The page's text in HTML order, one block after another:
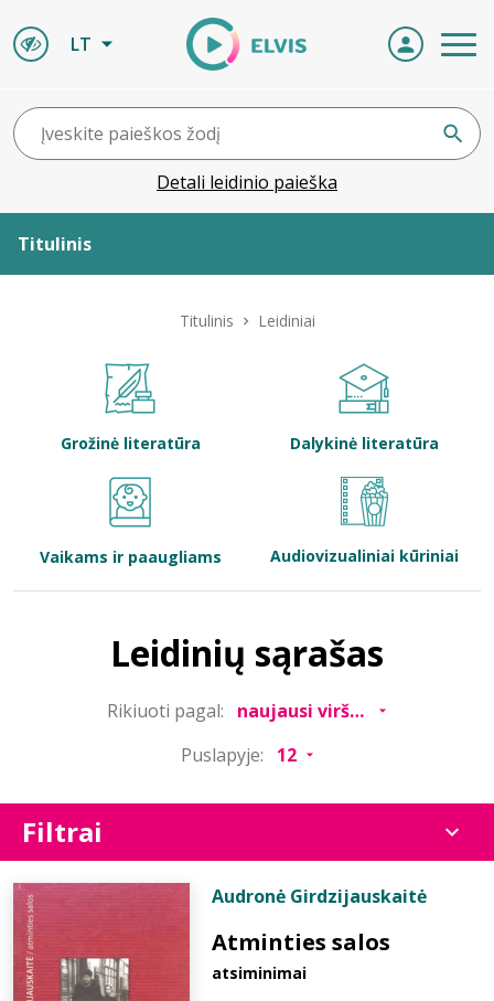
LT
Detali leidinio paieška
Titulinis
Bibliotekoms
Titulinis Leidiniai
Grožinė literatūra Dalykinė literatūra
Vaikams ir paaugliams Audiovizualiniai kūriniai
Leidinių sąrašas
Rikiuoti pagal:
Puslapyje:
Filtrai
Audronė Girdzijauskaitė
Atminties salos
atsiminimai